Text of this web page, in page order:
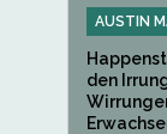
AUSTIN
den